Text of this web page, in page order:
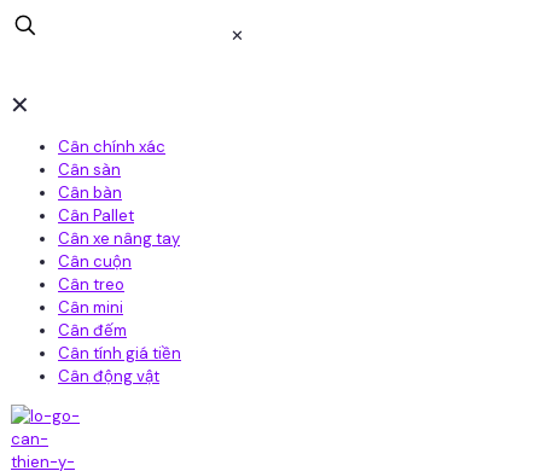
✕
✕
Cân chính xác
Cân sàn
Cân bàn
Cân Pallet
Cân xe nâng tay
Cân cuộn
Cân treo
Cân mini
Cân đếm
Cân tính giá tiền
Cân động vật